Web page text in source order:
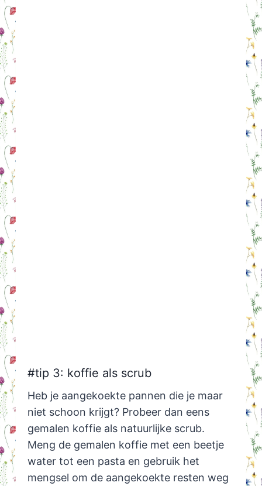
#tip 3: koffie als scrub
Heb je aangekoekte pannen die je maar
niet schoon krijgt? Probeer dan eens
gemalen koffie als natuurlijke scrub.
Meng de gemalen koffie met een beetje
water tot een pasta en gebruik het
mengsel om de aangekoekte resten weg